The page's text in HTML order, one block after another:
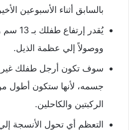
بالسابق أثناء الأسبوعين
يُقدر
ووصولاً إلي عظمة الذيل.
سوف تكون أرجل طفلك غير
جسمه، لأنها ستكون أطول من
الركبتين والكاحلين.
التعظم أي تحول الأنسجة